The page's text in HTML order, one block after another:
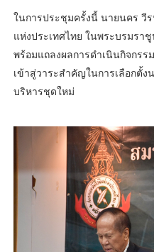
ในการประชุมครั้งนี้ นายนคร วี
แห่งประเทศไทย ในพระบรมรา
พร้อมแถลงผลการดำเนินกิจกร
เข้าสู่วาระสำคัญในการเลือกตั้
บริหารชุดใหม่